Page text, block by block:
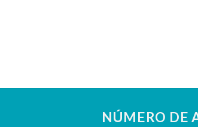
NÚMERO DE